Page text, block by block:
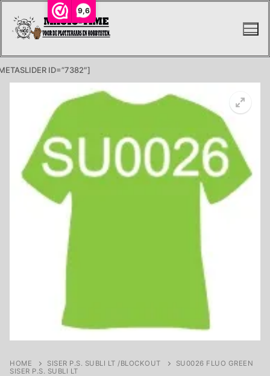
9,6
naar
ID=”7382″]
HOME SISER P.S. SUBLI LT /BLOCKOUT
SU0026 FLUO GREEN
SISER P.S. SUBLI LT